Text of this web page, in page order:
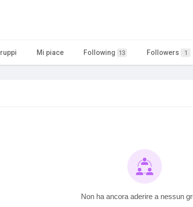
Mi piace Following 13 Followers 1
Non ha ancora aderire a nessun